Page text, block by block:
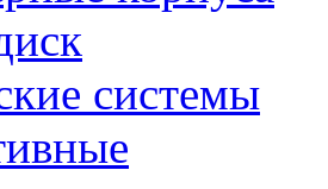
системы